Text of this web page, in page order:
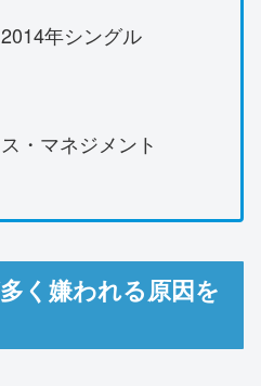
年シングル
・マネジメント
く嫌われる原因を